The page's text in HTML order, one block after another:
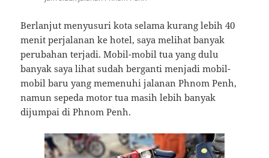
Berlanjut menyusuri kota selama kurang lebih 40
menit perjalanan ke hotel, saya melihat banyak
perubahan terjadi. Mobil-mobil tua yang dulu
banyak saya lihat sudah berganti menjadi mobil-
mobil baru yang memenuhi jalanan Phnom Penh,
namun sepeda motor tua masih lebih banyak
dijumpai di Phnom Penh.